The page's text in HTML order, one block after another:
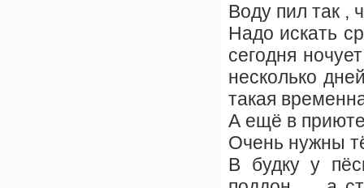
Воду пил так ,
Надо искать
сегодня
несколько
такая
А ещё в
Очень нужны
В будку у